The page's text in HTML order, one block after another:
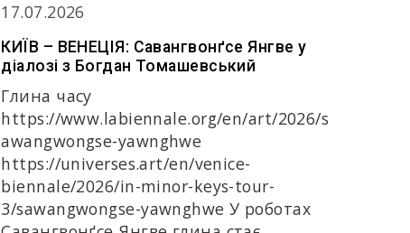
17.07.2026
КИЇВ – ВЕНЕЦІЯ: Савангвонґсе Янгве у
діалозі з Богдан Томашевський
Глина часу
https://www.labiennale.org/en/art/2026/s
awangwongse-yawnghwe
https://universes.art/en/venice-
biennale/2026/in-minor-keys-tour-
3/sawangwongse-yawnghwe У роботах